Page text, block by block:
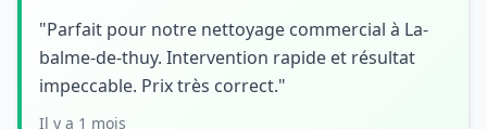
"Parfait pour notre nettoyage commercial à La-
balme-de-thuy. Intervention rapide et résultat
impeccable. Prix très correct."
Il y a 1 mois